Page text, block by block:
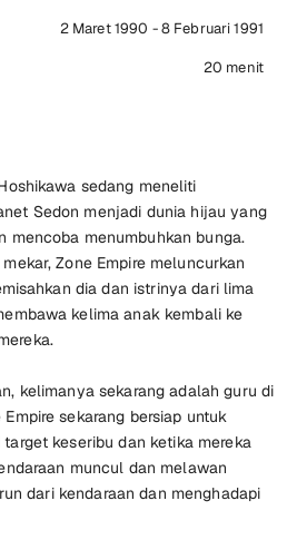
2 Maret 1990 - 8 Februari 1991
20 menit
sedang meneliti
Sedon menjadi dunia hijau yang
mencoba menumbuhkan bunga.
Zone Empire meluncurkan
dia dan istrinya dari lima
kelima anak kembali ke
kelimanya sekarang adalah guru di
sekarang bersiap untuk
keseribu dan ketika mereka
muncul dan melawan
dari kendaraan dan menghadapi